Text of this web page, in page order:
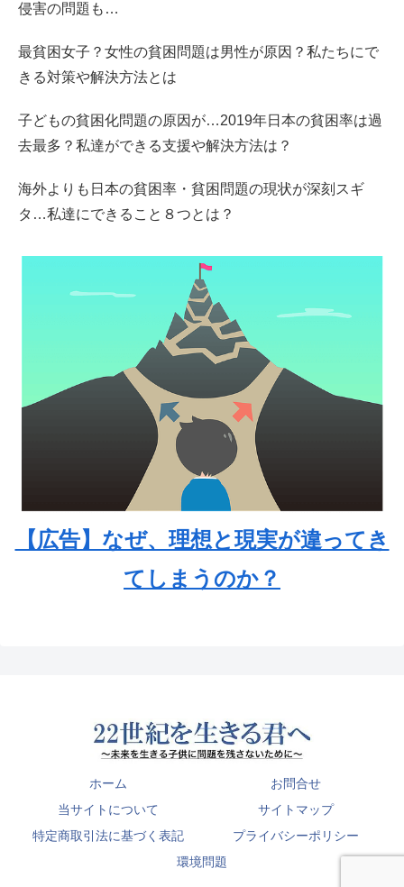
侵害の問題も…
最貧困女子？女性の貧困問題は男性が原因？私たちにで
きる対策や解決方法とは
子どもの貧困化問題の原因が…2019年日本の貧困率は過
去最多？私達ができる支援や解決方法は？
海外よりも日本の貧困率・貧困問題の現状が深刻スギ
タ…私達にできること８つとは？
【広告】なぜ、理想と現実が違ってき
てしまうのか？
ホーム
お問合せ
当サイトについて
サイトマップ
特定商取引法に基づく表記
プライバシーポリシー
環境問題